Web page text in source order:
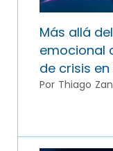
Más allá
emocional
de crisis en
Por Thiago